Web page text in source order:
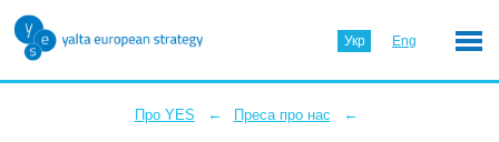
Укр Eng
Про YES ← Преса про нас ←